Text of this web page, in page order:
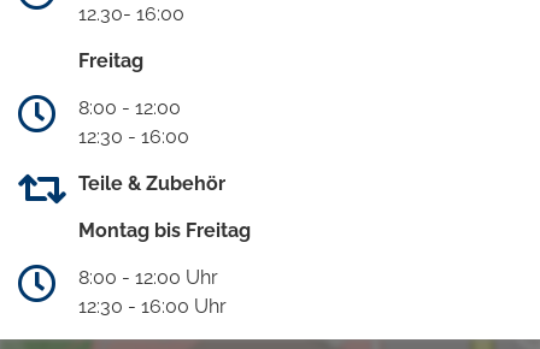
12.30- 16:00
Freitag
8:00 - 12:00
12:30 - 16:00
Teile & Zubehör
Montag bis Freitag
8:00 - 12:00 Uhr
12:30 - 16:00 Uhr